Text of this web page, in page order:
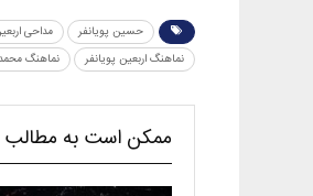
حسین پویانفر مداحی
نماهنگ اربعین پویانفر
نماهنگ
ممکن است به مطالب